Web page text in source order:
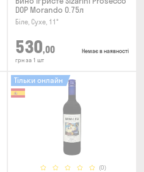
DOP Morando 0.75л
Біле, Сухе, 11°
530,00
грн за 1 шт
Немає в наявності
(0)
Тільки онлайн